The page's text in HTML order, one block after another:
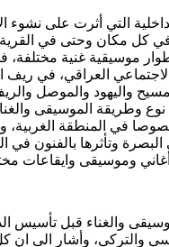
التي أثرت على نشوء
في كل مكان وحتى في
موسيقية غنية مختلفة،
العراقي، في ريف
واليهود والموصل
وطريقة الموسيقى
في المنطقة
وتأثرها بالفنون في
وموسيقى وايقاعات
والغناء قبل تأسيس
والتركي، وأشار الى ان